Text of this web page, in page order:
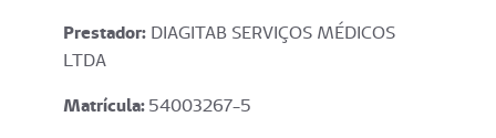
Prestador: DIAGITAB SERVIÇOS MÉDICOS
LTDA
Matrícula:54003267-5